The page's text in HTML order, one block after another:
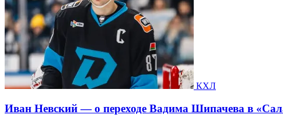
КХЛ
Иван Невский — о переходе Вадима Шипачева в